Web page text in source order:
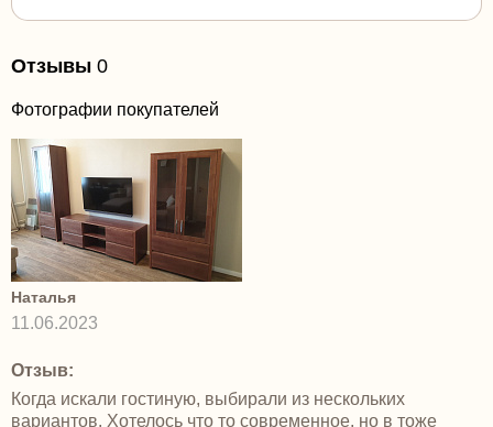
Отзывы 0
Фотографии покупателей
Наталья
11.06.2023
Отзыв:
Когда искали гостиную, выбирали из нескольких
вариантов. Хотелось что то современное, но в тоже